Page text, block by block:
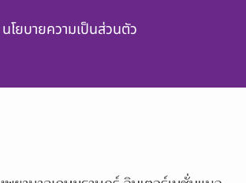
นโยบายความเป็นส่วนตัว